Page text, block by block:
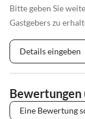
Bitte geben Sie
Gastgebers zu
Details eingeben
Bewertungen
Eine Bewertung